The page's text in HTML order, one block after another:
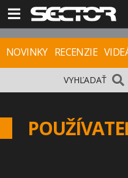
NOVINKY RECENZIE
VYHĽADAŤ